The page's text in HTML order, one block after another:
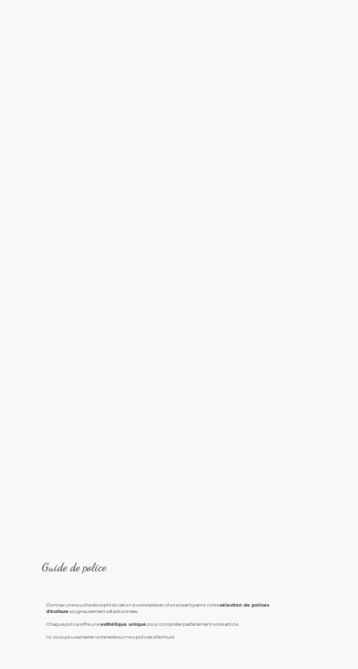
Guide de police
Donnez une touche de sophistication à votre texte en choisissant parmi notresélection de polices
d'écrituresoigneusement sélectionnées.
Chaque police offre uneesthétique uniquepour compléter parfaitement votre article.
Ici vous pouvez tester votre texte sur nos polices d'écriture